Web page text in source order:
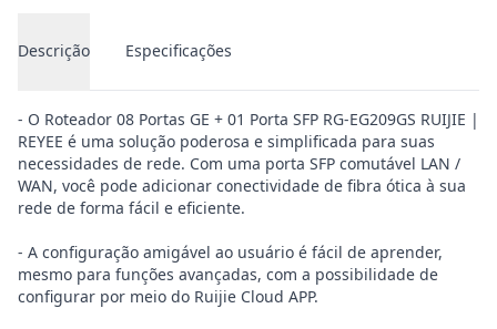
Descrição Especificações
- O Roteador 08 Portas GE + 01 Porta SFP RG-EG209GS RUIJIE |
REYEE é uma solução poderosa e simplificada para suas
necessidades de rede. Com uma porta SFP comutável LAN /
WAN, você pode adicionar conectividade de fibra ótica à sua
rede de forma fácil e eficiente.
- A configuração amigável ao usuário é fácil de aprender,
mesmo para funções avançadas, com a possibilidade de
configurar por meio do Ruijie Cloud APP.